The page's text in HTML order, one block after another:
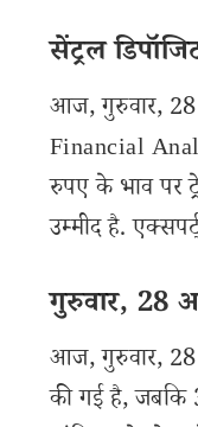
सेंट्रल
आज, गुरुवार, 28
Financial
रुपए के भाव पर
उम्मीद है.
गुरुवार, 28
आज, गुरुवार, 28
की गई है, जबकि